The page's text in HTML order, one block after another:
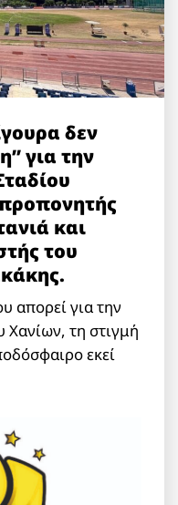
δεν
για την
και
του
απορεί για την
Χανίων, τη στιγμή
εκεί